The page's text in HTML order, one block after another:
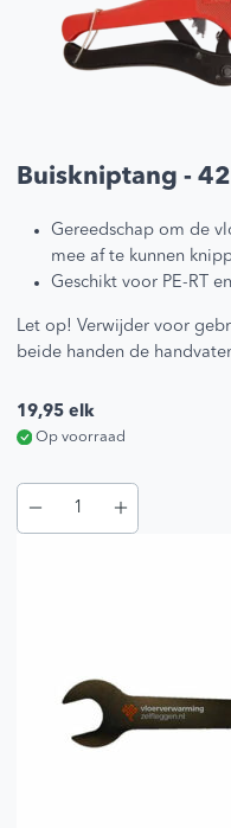
Buiskniptang -
Gereedschap om de
mee af te kunnen
Geschikt voor PE-RT
Let op! Verwijder voor
beide handen de
19,95 elk
Op voorraad